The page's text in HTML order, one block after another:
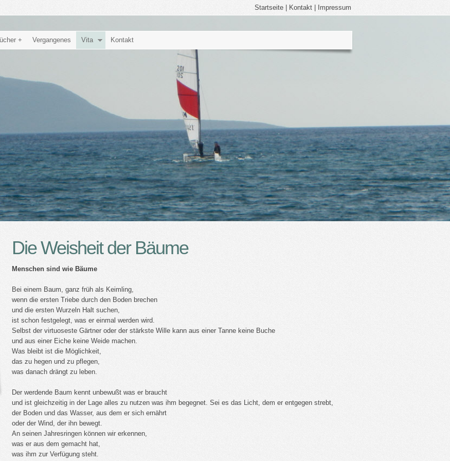
Startseite Kontakt Impressum
+ Vergangenes Vita Kontakt
Die Weisheit der Bäume
Menschen sind wie Bäume
Bei einem Baum, ganz früh als Keimling,
wenn die ersten Triebe durch den Boden brechen
und die ersten Wurzeln Halt suchen,
ist schon festgelegt, was er einmal werden wird.
Selbst der virtuoseste Gärtner oder der stärkste Wille kann aus einer Tanne keine Buche
und aus einer Eiche keine Weide machen.
Was bleibt ist die Möglichkeit,
das zu hegen und zu pflegen,
was danach drängt zu leben.
Der werdende Baum kennt unbewußt was er braucht
und ist gleichzeitig in der Lage alles zu nutzen was ihm begegnet. Sei es das Licht, dem er entgegen strebt,
der Boden und das Wasser, aus dem er sich ernährt
oder der Wind, der ihn bewegt.
An seinen Jahresringen können wir erkennen,
was er aus dem gemacht hat,
was ihm zur Verfügung steht.